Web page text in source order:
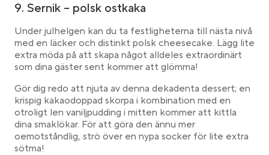
9. Sernik – polsk ostkaka
Under julhelgen kan du ta festligheterna till nästa nivå
med en läcker och distinkt polsk cheesecake. Lägg lite
extra möda på att skapa något alldeles extraordinärt
som dina gäster sent kommer att glömma!
Gör dig redo att njuta av denna dekadenta dessert; en
krispig kakaodoppad skorpa i kombination med en
otroligt len vaniljpudding i mitten kommer att kittla
dina smaklökar. För att göra den ännu mer
oemotståndlig, strö över en nypa socker för lite extra
sötma!